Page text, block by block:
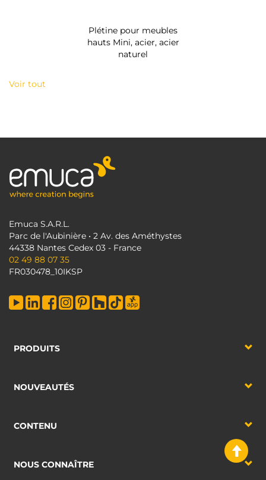
Plétine pour meubles
hauts Mini, acier, acier
naturel
Voir tout
Emuca S.A.R.L.
Parc de l'Aubinière • 2 Av. des Améthystes
44338 Nantes Cedex 03 - France
02 49 88 07 35
FR030478_10IKSP
PRODUITS
NOUVEAUTÉS
CONTENU
NOUS CONNAÎTRE